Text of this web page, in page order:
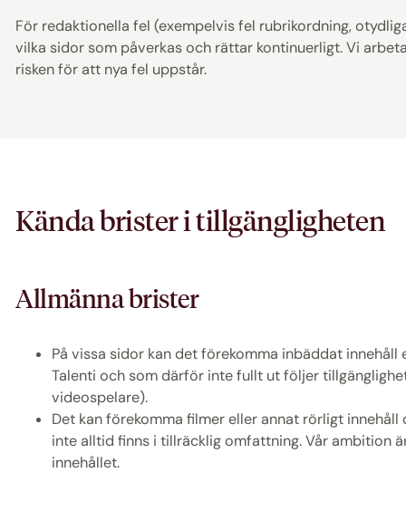
För redaktionella fel (exempelvis fel rubrikordning,
vilka sidor som påverkas och rättar kontinuerligt. Vi
risken för att nya fel uppstår.
Kända brister i tillgängligheten
Allmänna brister
På vissa sidor kan det förekomma inbäddat
Talenti och som därför inte fullt ut följer
videospelare).
Det kan förekomma filmer eller annat rörligt
inte alltid finns i tillräcklig omfattning. Vår ambition
innehållet.